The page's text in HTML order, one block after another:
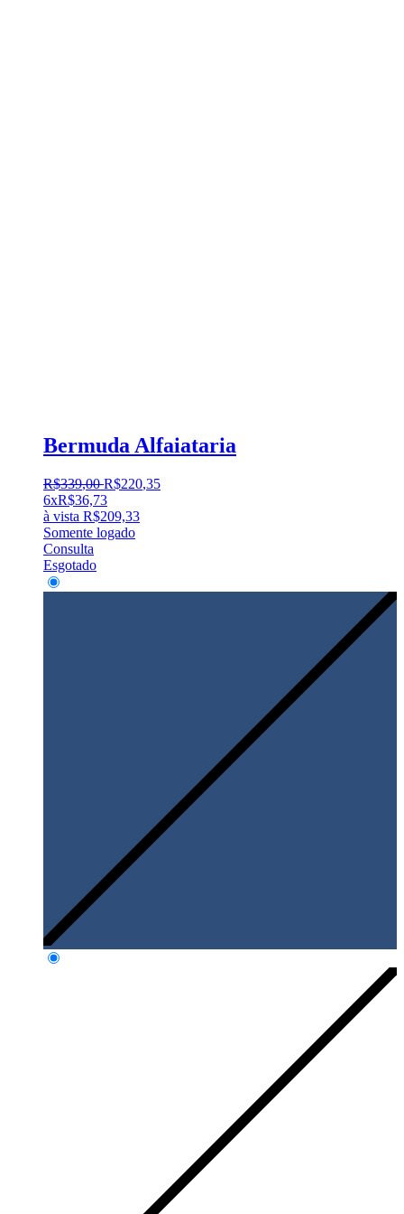
Bermuda Alfaiataria
R$339,00 R$220,35
6xR$36,73
à vista R$209,33
Somente logado
Consulta
Esgotado